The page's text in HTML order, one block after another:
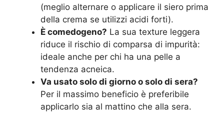
(meglio alternare o applicare il siero prima
della crema se utilizzi acidi forti).
È comedogeno? La sua texture leggera
riduce il rischio di comparsa di impurità:
ideale anche per chi ha una pelle a
tendenza acneica.
Va usato solo di giorno o solo di sera?
Per il massimo beneficio è preferibile
applicarlo sia al mattino che alla sera.